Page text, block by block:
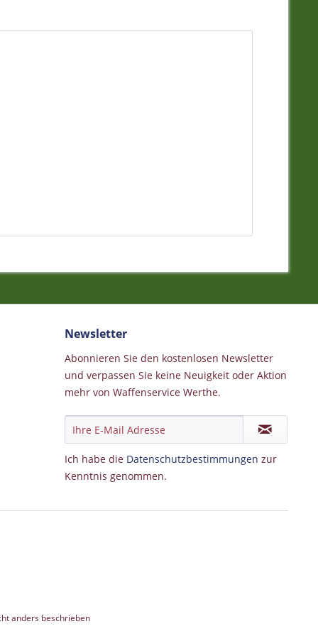
Newsletter
Abonnieren Sie den kostenlosen Newsletter
und verpassen Sie keine Neuigkeit oder Aktion
mehr von Waffenservice Werthe.
Ich habe die Datenschutzbestimmungen zur
Kenntnis genommen.
anders beschrieben